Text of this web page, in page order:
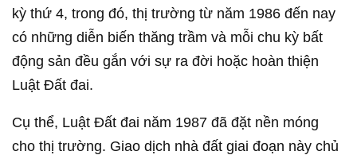
kỳ thứ 4, trong đó, thị trường từ năm 1986 đến nay
có những diễn biến thăng trầm và mỗi chu kỳ bất
động sản đều gắn với sự ra đời hoặc hoàn thiện
Luật Đất đai.
Cụ thể, Luật Đất đai năm 1987 đã đặt nền móng
cho thị trường. Giao dịch nhà đất giai đoạn này chủ